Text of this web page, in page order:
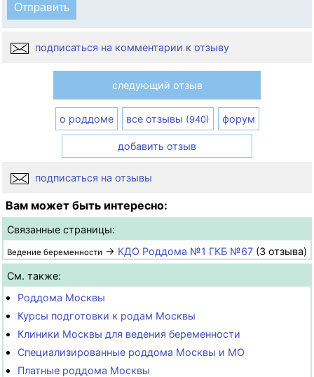
подписаться на комментарии к отзыву
следующий отзыв
о роддоме все отзывы (940) форум
добавить отзыв
подписаться на отзывы
Вам может быть интересно:
Связанные страницы:
Ведение беременности → КДО Роддома №1 ГКБ №67 (3 отзыва)
См. также:
Роддома Москвы
Курсы подготовки к родам Москвы
Клиники Москвы для ведения беременности
Специализированные роддома Москвы и МО
Платные роддома Москвы